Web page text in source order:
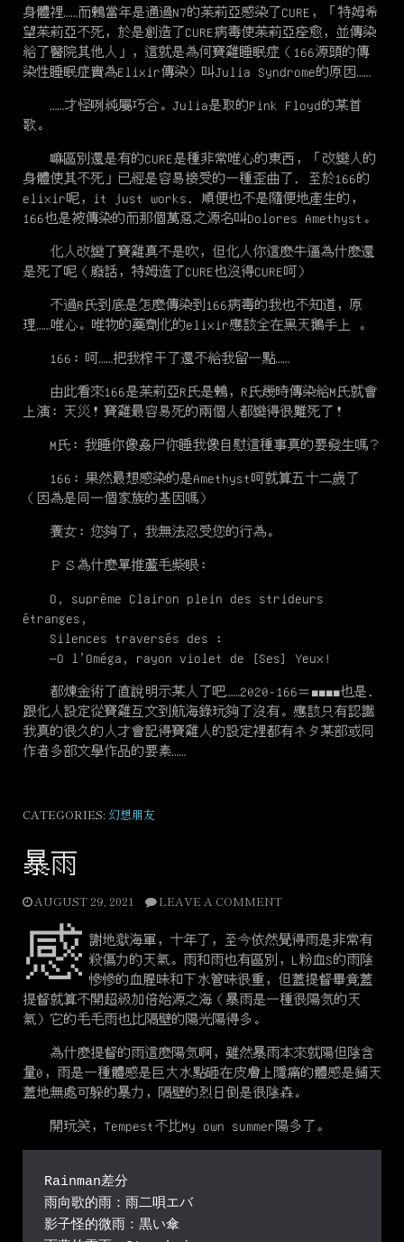
身體裡……而鶫當年是通過N7的茱莉亞感染了CURE，「特姆希
望茱莉亞不死，於是創造了CURE病毒使茱莉亞痊愈，並傳染
給了醫院其他人」，這就是為何寶雞睡眠症（166源頭的傳
染性睡眠症實為Elixir傳染）叫Julia Syndrome的原因……
……才怪咧純屬巧合。Julia是取的Pink Floyd的某首
歌。
嘛區別還是有的CURE是種非常唯心的東西，「改變人的
身體使其不死」已經是容易接受的一種歪曲了. 至於166的
elixir呢，it just works. 順便也不是隨便地產生的，
166也是被傳染的而那個萬惡之源名叫Dolores Amethyst。
化人改變了寶雞真不是吹，但化人你這麼牛逼為什麼還
是死了呢（廢話，特姆造了CURE也沒得CURE呵）
不過R氏到底是怎麼傳染到166病毒的我也不知道，原
理……唯心。唯物的藥劑化的elixir應該全在黑天鵝手上 。
166：呵……把我榨干了還不給我留一點……
由此看來166是茱莉亞R氏是鶫，R氏幾時傳染給M氏就會
上演：天災！寶雞最容易死的兩個人都變得很難死了！
M氏：我睡你像姦尸你睡我像自慰這種事真的要發生嗎？
166：果然最想感染的是Amethyst呵就算五十二歲了
（因為是同一個家族的基因嗎）
養女：您夠了，我無法忍受您的行為。
ＰＳ為什麼單推蘆毛紫眼：
O, suprême Clairon plein des strideurs
étranges,
Silences traversés des :
—O l’Oméga, rayon violet de [Ses] Yeux!
都煉金術了直說明示某人了吧……2020-166＝■■■■也是.
跟化人設定從寶雞互文到航海錄玩夠了沒有。應該只有認識
我真的很久的人才會記得寶雞人的設定裡都有ネタ 某部或同
作者多部文學作品的要素……
CATEGORIES: 幻想朋友
暴雨
AUGUST 29, 2021 LEAVE A COMMENT
感 謝地獄海軍，十年了，至今依然覺得雨是非常有
殺傷力的天氣。雨和雨也有區別，L粉血S的雨陰
慘慘的血腥味和下水管味很重，但蓋提督畢竟蓋
提督就算不開超級加倍始源之海（暴雨是一種很陽気的天
氣）它的毛毛雨也比隔壁的陽光陽得多。
為什麼提督的雨這麼陽気啊，雖然暴雨本來就陽但陰含
量0，雨是一種體感是巨大水點砸在皮膚上隱痛的體感是鋪天
蓋地無處可躲的暴力，隔壁的烈日倒是很陰森。
開玩笑，Tempest不比My own summer陽多了。
Rainman差分
雨向歌的雨：雨二唄エバ
影子怪的微雨：黒い傘